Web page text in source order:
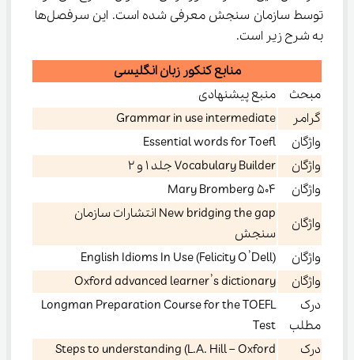
توسط سازمان سنجش معرفی شده است. این سرفصل‌ها
به شرح زیر است.
منابع کنکور زبان انگلیسی
مبحث
منبع پیشنهادی
گرامر
Grammar in use intermediate
واژگان
Essential words for Toefl
واژگان
Vocabulary Builder جلد ۱ و ۲
واژگان
Mary Bromberg 504
واژگان
New bridging the gap انتشارات سازمان
سنجش
واژگان
English Idioms In Use (Felicity O’Dell)
واژگان
Oxford advanced learner’s dictionary
درک
مطلب
Longman Preparation Course for the TOEFL
Test
درک
Steps to understanding (L.A. Hill – Oxford